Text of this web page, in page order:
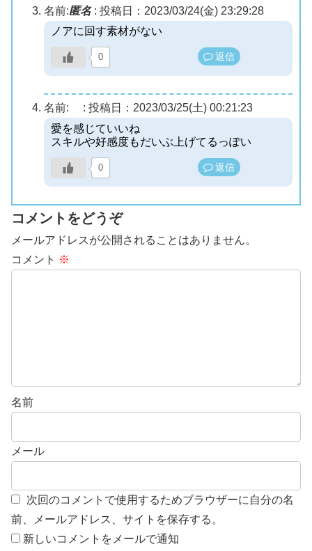
名前:匿名: 投稿日：2023/03/24(金) 23:29:28
ノアに回す素材がない
0 返信
名前: : 投稿日：2023/03/25(土) 00:21:23
愛を感じていいね
スキルや好感度もだいぶ上げてるっぽい
0 返信
コメントをどうぞ
メールアドレスが公開されることはありません。
コメント ※
名前
メール
次回のコメントで使用するためブラウザーに自分の名
前、メールアドレス、サイトを保存する。
新しいコメントをメールで通知